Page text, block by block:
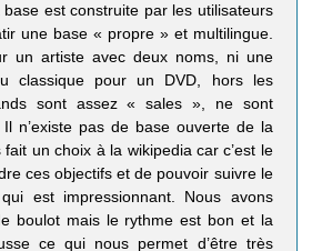
est construite par les utilisateurs
une base « propre » et multilingue.
un artiste avec deux noms, ni une
classique pour un DVD, hors les
sont assez « sales », ne sont
n’existe pas de base ouverte de la
un choix à la wikipedia car c’est le
ces objectifs et de pouvoir suivre le
est impressionnant. Nous avons
boulot mais le rythme est bon et la
ce qui nous permet d’être très